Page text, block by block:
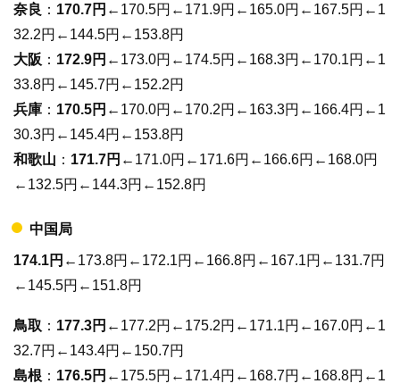
奈良 ： 170.7円 ←170.5円←171.9円←165.0円←167.5円←1
32.2円←144.5円←153.8円
大阪 ： 172.9円 ←173.0円←174.5円←168.3円←170.1円←1
33.8円←145.7円←152.2円
兵庫 ： 170.5円 ←170.0円←170.2円←163.3円←166.4円←1
30.3円←145.4円←153.8円
和歌山 ： 171.7円 ←171.0円←171.6円←166.6円←168.0円
←132.5円←144.3円←152.8円
中国局
174.1円 ←173.8円←172.1円←166.8円←167.1円←131.7円
←145.5円←151.8円
鳥取 ： 177.3円 ←177.2円←175.2円←171.1円←167.0円←1
32.7円←143.4円←150.7円
島根 ： 176.5円 ←175.5円←171.4円←168.7円←168.8円←1